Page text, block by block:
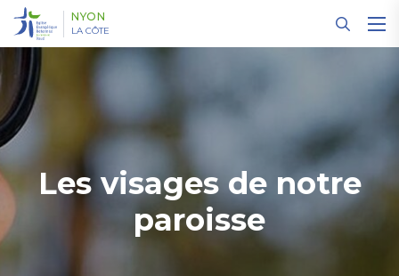
NYON
LA CÔTE
Les visages de notre
paroisse
Panneau de gestion des cookies